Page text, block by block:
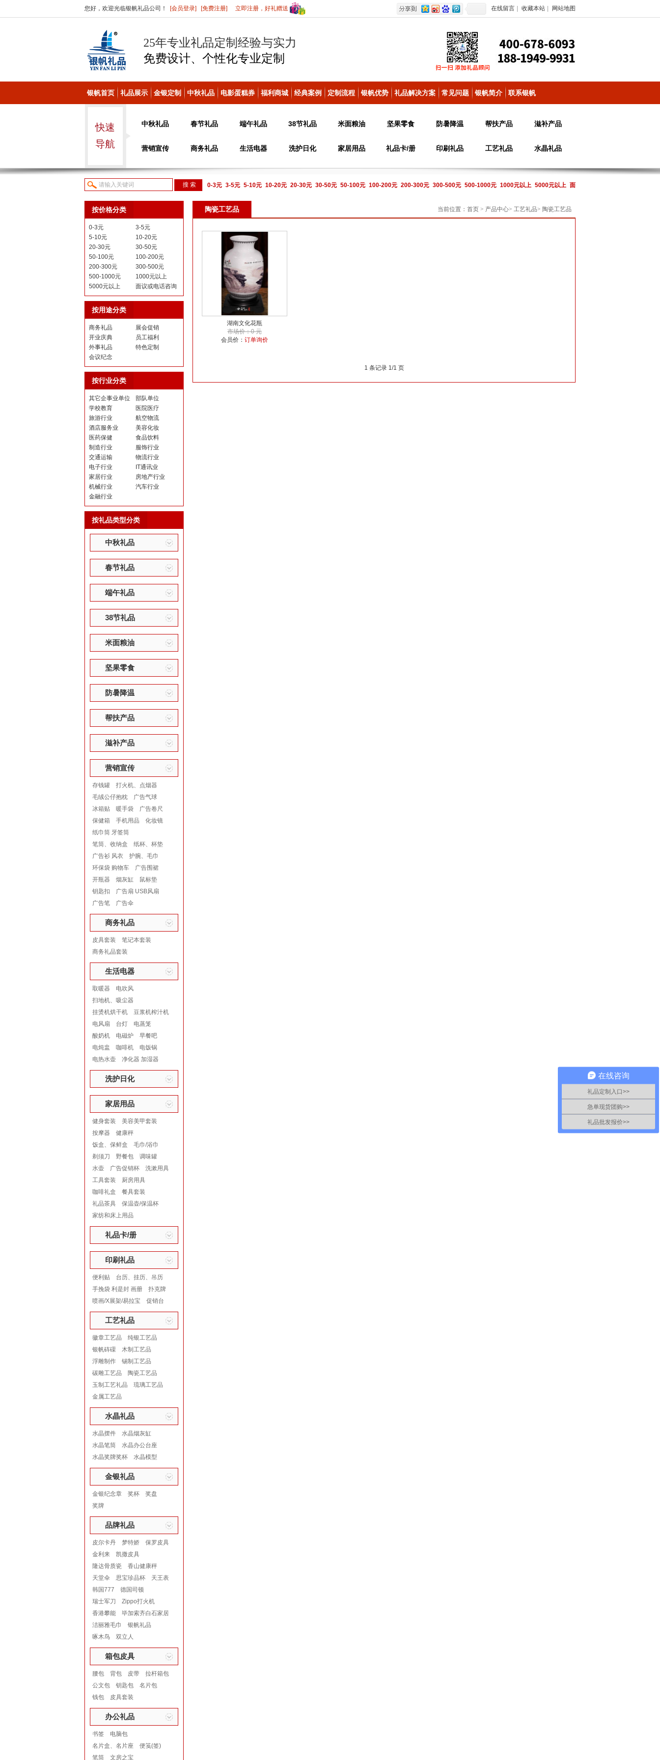
您好，欢迎光临银帆礼品公司！ [会员登录] [免费注册] 立即注册，好礼赠送 在线留言 收藏本站 网站地图
25年专业礼品定制经验与实力
免费设计、个性化专业定制
银帆首页 礼品展示 金银定制 中秋礼品 电影蛋糕券 福利商城 经典案例 定制流程 银帆优势 礼品解决方案 常见问题 银帆简介 联系银帆
快速
导航
中秋礼品 春节礼品 端午礼品 38节礼品 米面粮油 坚果零食 防暑降温 帮扶产品 滋补产品
营销宣传 商务礼品 生活电器 洗护日化 家居用品 礼品卡/册 印刷礼品 工艺礼品 水晶礼品
0-3元 3-5元 5-10元 10-20元 20-30元 30-50元 50-100元 100-200元 200-300元 300-500元 500-1000元 1000元以上 5000元以上 面
议或电话咨询
按价格分类
0-3元
3-5元
5-10元
10-20元
20-30元
30-50元
50-100元
100-200元
200-300元
300-500元
500-1000元
1000元以上
5000元以上
面议或电话咨询
按用途分类
商务礼品
展会促销
开业庆典
员工福利
外事礼品
特色定制
会议纪念
按行业分类
其它企事业单位
部队单位
学校教育
医院医疗
旅游行业
航空物流
酒店服务业
美容化妆
医药保健
食品饮料
制造行业
服饰行业
交通运输
物流行业
电子行业
IT通讯业
家居行业
房地产行业
机械行业
汽车行业
金融行业
按礼品类型分类
中秋礼品
春节礼品
端午礼品
38节礼品
米面粮油
坚果零食
防暑降温
帮扶产品
滋补产品
营销宣传
存钱罐
打火机、点烟器
毛绒公仔抱枕
广告气球
冰箱贴
暖手袋
广告卷尺
保健箱
手机用品
化妆镜
纸巾筒 牙签筒
笔筒、收纳盒
纸杯、杯垫
广告衫 风衣
护腕、毛巾
环保袋 购物车
广告围裙
开瓶器
烟灰缸
鼠标垫
钥匙扣
广告扇 USB风扇
广告笔
广告伞
商务礼品
皮具套装
笔记本套装
商务礼品套装
生活电器
取暖器
电吹风
扫地机、吸尘器
挂烫机烘干机
豆浆机榨汁机
电风扇
台灯
电蒸笼
酸奶机
电磁炉
早餐吧
电炖盅
咖啡机
电饭锅
电热水壶
净化器 加湿器
洗护日化
家居用品
健身套装
美容美甲套装
按摩器
健康秤
饭盒、保鲜盒
毛巾/浴巾
剃须刀
野餐包
调味罐
水壶
广告促销杯
洗漱用具
工具套装
厨房用具
咖啡礼盒
餐具套装
礼品茶具
保温壶/保温杯
家纺和床上用品
礼品卡/册
印刷礼品
便利贴
台历、挂历、吊历
手挽袋 利是封 画册
扑克牌
喷画/X展架/易拉宝
促销台
工艺礼品
徽章工艺品
纯银工艺品
银帆砗磲
木制工艺品
浮雕制作
锡制工艺品
碳雕工艺品
陶瓷工艺品
玉制工艺礼品
琉璃工艺品
金属工艺品
水晶礼品
水晶摆件
水晶烟灰缸
水晶笔筒
水晶办公台座
水晶奖牌奖杯
水晶模型
金银礼品
金银纪念章 奖杯
奖盘
奖牌
品牌礼品
皮尔卡丹 梦特娇
保罗皮具
金利来
凯撒皮具
隆达骨质瓷
香山健康秤
天堂伞
思宝珍品杯
天王表
韩国777
德国司顿
瑞士军刀
Zippo打火机
香港攀能
毕加索齐白石家居
洁丽雅毛巾
银帆礼品
啄木鸟
双立人
箱包皮具
腰包 背包 皮带
拉杆箱包
公文包
钥匙包
名片包
钱包
皮具套装
办公礼品
书签
电脑包
名片盒、名片座
便笺(签)
笔筒
文房之宝
陶瓷工艺品 当前位置： 首页 > 产品中心> 工艺礼品> 陶瓷工艺品
湖南文化花瓶
市场价：0 元
会员价： 订单询价
1 条记录 1/1 页
在线咨询
礼品定制入口>>
急单现货团购>>
礼品批发报价>>